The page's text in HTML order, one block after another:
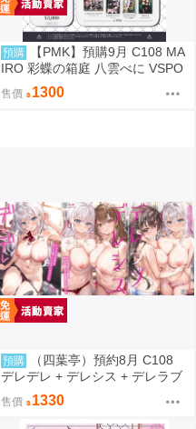
預購
【PMK】預購9月 C108 MA
IRO 彩蝶の箱庭 八雲べに VSPO
售價 1300
預購
（四葉亭）預約8月 C108
デレデレ + デレシス + デレラブ
3冊套組 附資料夾 Yan-Yam
售價 1330